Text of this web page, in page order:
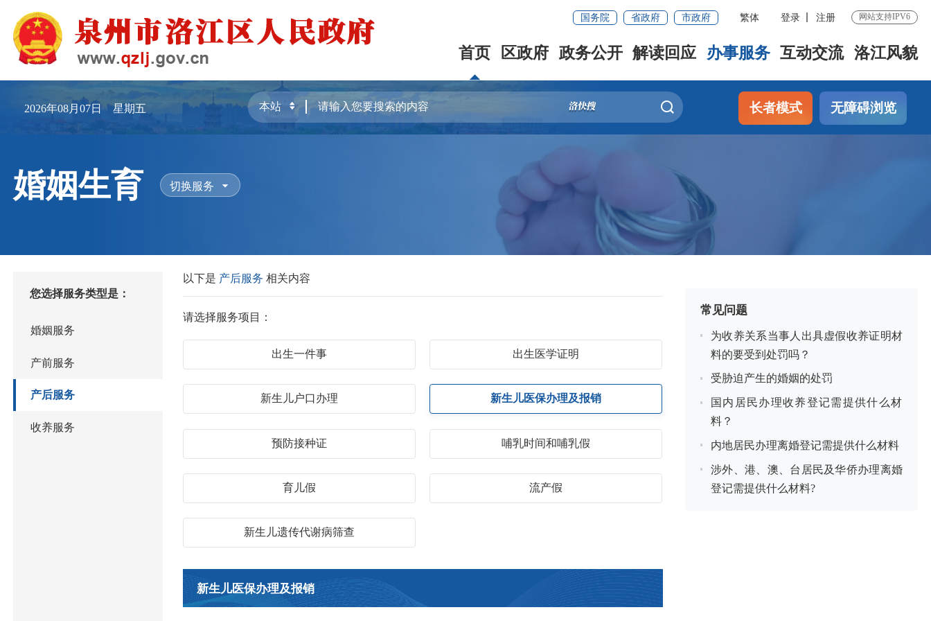
国务院 省政府 市政府 繁体 登录 注册 网站支持IPV6
首页 区政府 政务公开 解读回应 办事服务 互动交流 洛江风貌
2026年08月07日 星期五 长者模式 无障碍浏览
婚姻生育 切换服务
您选择服务类型是：
婚姻服务
产前服务
产后服务
收养服务
以下是 产后服务相关内容
请选择服务项目：
出生一件事 出生医学证明
新生儿户口办理 新生儿医保办理及报销
预防接种证 哺乳时间和哺乳假
育儿假 流产假
新生儿遗传代谢病筛查
新生儿医保办理及报销
常见问题
为收养关系当事人出具虚假收养证明材
料的要受到处罚吗？
受胁迫产生的婚姻的处罚
国内居民办理收养登记需提供什么材
料？
内地居民办理离婚登记需提供什么材料
涉外、港、澳、台居民及华侨办理离婚
登记需提供什么材料?